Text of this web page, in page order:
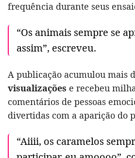
frequência durante seus
“Os animais sempre se
assim”, escreveu.
A publicação acumulou mais
visualizações e recebeu
comentários de pessoas
divertidas com a aparição do
“Aiiii, os caramelos